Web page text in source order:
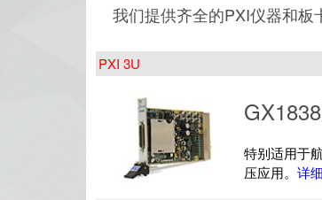
我们提供齐全的PXI仪器和板
PXI 3U
特别适用于
压应用。 详